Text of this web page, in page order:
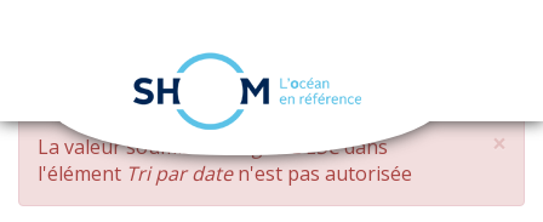
Aller
contenu
principal
navigation
×
MESSAGE
D'ERREUR
La valeur soumise changed DESCdans
l'élément Tri par daten'est pas autorisée